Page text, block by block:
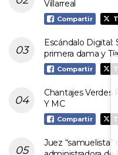
Villarreal
Compartir
Escándalo Digital:
primera dama y
Compartir
Chantajes Verdes
Y MC
Compartir
Juez